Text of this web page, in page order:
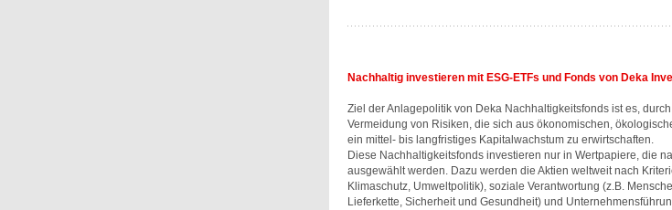
Nachhaltig investieren mit ESG-ETFs und Fonds von Deka
Ziel der Anlagepolitik von Deka Nachhaltigkeitsfonds ist es,
Vermeidung von Risiken, die sich aus ökonomischen,
ein mittel- bis langfristiges Kapitalwachstum zu erwirtschaften.
Diese Nachhaltigkeitsfonds investieren nur in Wertpapiere, die
ausgewählt werden. Dazu werden die Aktien weltweit nach
Klimaschutz, Umweltpolitik), soziale Verantwortung (z.B.
Lieferkette, Sicherheit und Gesundheit) und